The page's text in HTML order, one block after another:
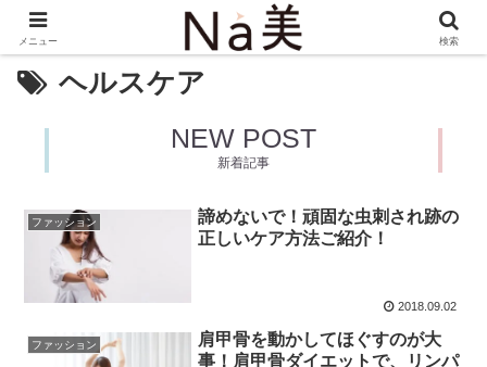
ヘルスケア
NEW POST
新着記事
ファッション
諦めないで！頑固な虫刺され跡の
正しいケア方法ご紹介！
2018.09.02
ファッション
肩甲骨を動かしてほぐすのが大
事！肩甲骨ダイエットで、リンパ
メニュー 検索